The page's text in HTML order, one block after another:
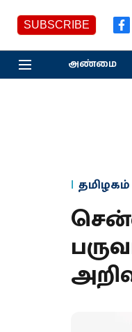
SUBSCRIBE
அண்மை
தமிழகம்